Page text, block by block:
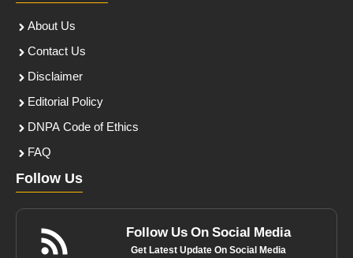
About Us
Contact Us
Disclaimer
Editorial Policy
DNPA Code of Ethics
FAQ
Follow Us
Follow Us On Social Media
Get Latest Update On Social Media